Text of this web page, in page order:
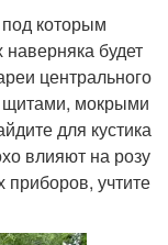
которым
будет
центрального
щитами, мокрыми
для кустика
влияют на розу
учтите